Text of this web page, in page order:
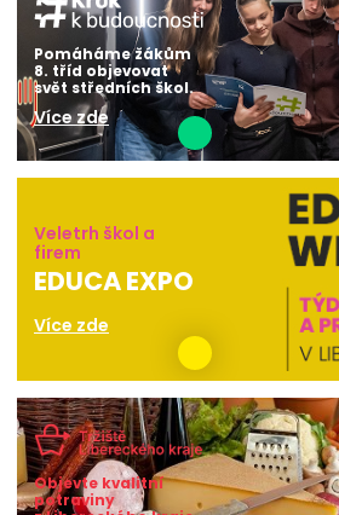
Pomáháme žákům
8. tříd objevovat
svět středních škol.
Více zde
Veletrh škol a
firem
EDUCA EXPO
Více zde
Objevte kvalitní
potraviny